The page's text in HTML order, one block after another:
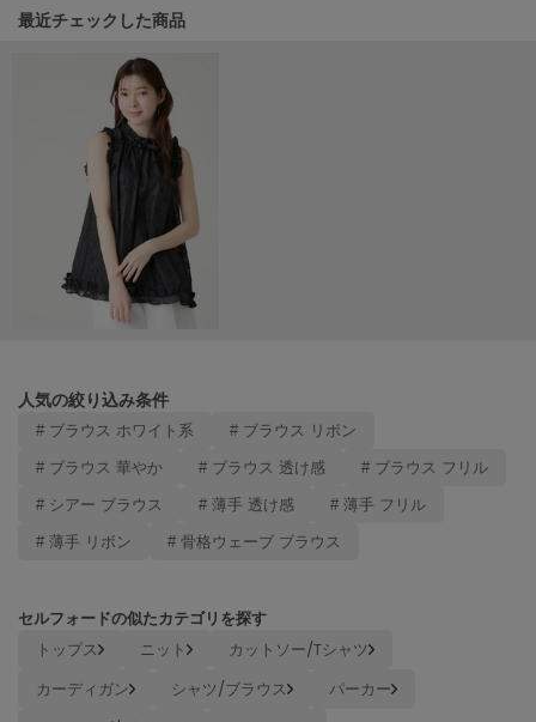
MUCHA
ミュシャ
ニューバランス
null.
ヌル
On
オルグ
最近チェックした商品
人気の絞り込み条件
# ブラウス ホワイト系 # ブラウス リボン
# ブラウス 華やか # ブラウス 透け感 # ブラウス フリル
# シアー ブラウス # 薄手 透け感 # 薄手 フリル
# 薄手 リボン # 骨格ウェーブ ブラウス
セルフォードの似たカテゴリを探す
トップス ニット
カットソー/Tシャツ
カーディガン
シャツ/ブラウス
パーカー